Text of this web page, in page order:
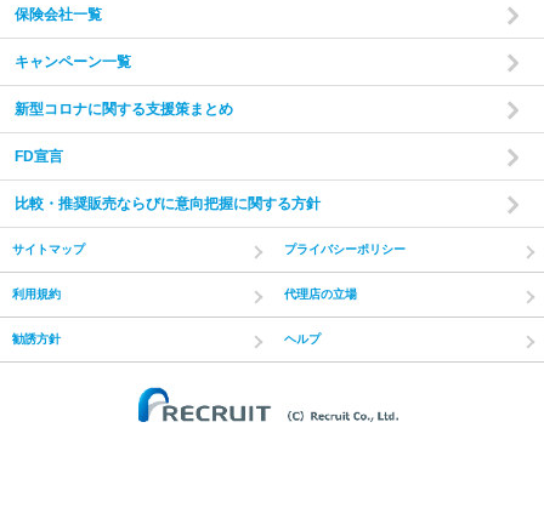
step
2
未来のライフプランを作成
お伺いした内容をもとに、今後の長期キャッシュフローを
算出し、あなたにあった未来のライフプランをご提案いた
保険会社一覧
キャンペーン一覧
新型コロナに関する支援策まとめ
FD宣言
比較・推奨販売ならびに意向把握に関する方針
サイトマップ プライバシーポリシー
利用規約 代理店の立場
勧誘方針 ヘルプ